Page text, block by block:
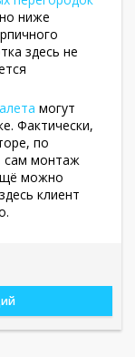
ниже
здесь не
могут
Фактически,
по
сам монтаж
можно
клиент